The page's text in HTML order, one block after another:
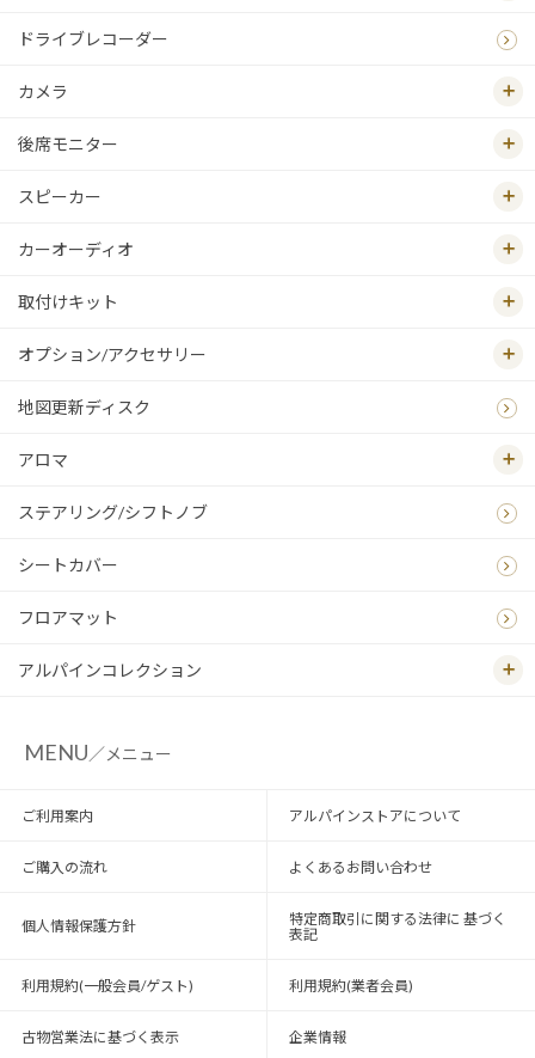
ドライブレコーダー
カメラ
後席モニター
スピーカー
カーオーディオ
取付けキット
オプション/アクセサリー
地図更新ディスク
アロマ
ステアリング/シフトノブ
シートカバー
フロアマット
アルパインコレクション
MENU／メニュー
ご利用案内 アルパインストアについて
ご購入の流れ よくあるお問い合わせ
個人情報保護方針
特定商取引に関する法律に 基づく
表記
利用規約(一般会員/ゲスト) 利用規約(業者会員)
古物営業法に基づく表示 企業情報